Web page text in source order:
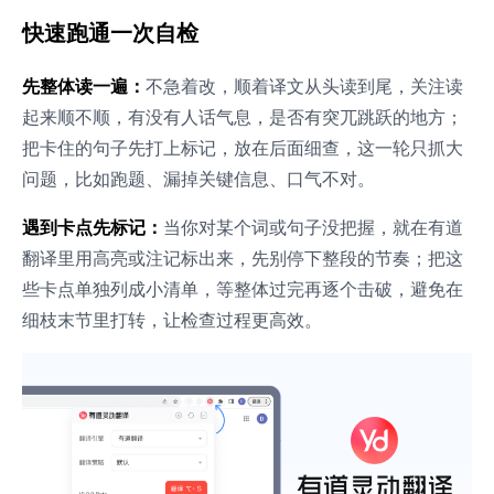
快速跑通一次自检
先整体读一遍： 不急着改，顺着译文从头读到尾，关注读
起来顺不顺，有没有人话气息，是否有突兀跳跃的地方；
把卡住的句子先打上标记，放在后面细查，这一轮只抓大
问题，比如跑题、漏掉关键信息、口气不对。
遇到卡点先标记： 当你对某个词或句子没把握，就在有道
翻译里用高亮或注记标出来，先别停下整段的节奏；把这
些卡点单独列成小清单，等整体过完再逐个击破，避免在
细枝末节里打转，让检查过程更高效。